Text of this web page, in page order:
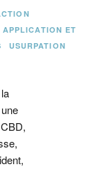
APPLICATION ET
USURPATION